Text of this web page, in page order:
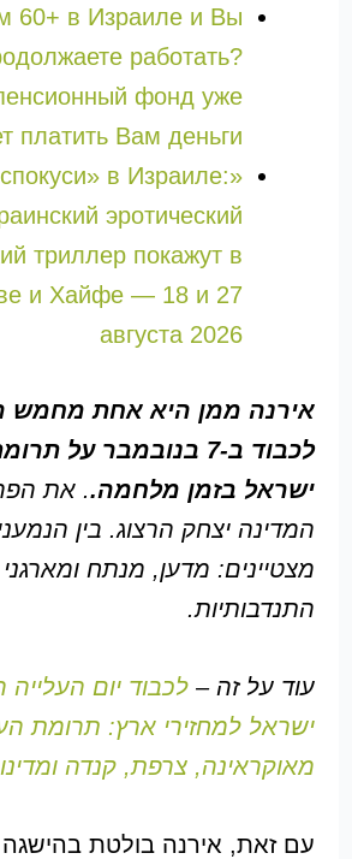
60+ в Израиле и Вы
работать?
фонд уже
платить Вам деньги
спокуси» в Израиле:
эротический
триллер покажут в
и Хайфе — 18 и 27
августа 2026
אירנה ממן היא אחת מחמש
לכבוד ב-7 בנובמבר על
ישראל בזמן מלחמה.. את
המדינה יצחק הרצוג. בין
מצטיינים: מדען, מנתח ומארגני
התנדבותיות.
עוד על זה – לכבוד יום העלייה
ישראל למחזירי ארץ: תרומת
מאוקראינה, צרפת, קנדה
עם זאת, אירנה בולטת בהישגה